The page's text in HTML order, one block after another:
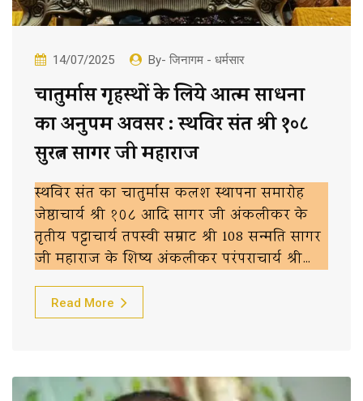
14/07/2025 By- जिनागम - धर्मसार
चातुर्मास गृहस्थों के लिये आत्म साधना
का अनुपम अवसर : स्थविर संत श्री १०८
सुरत्न सागर जी महाराज
स्थविर संत का चातुर्मास कलश स्थापना समारोह
जेष्ठाचार्य श्री १०८ आदि सागर जी अंकलीकर के
तृतीय पट्टाचार्य तपस्वी सम्राट श्री 108 सन्मति सागर
जी महाराज के शिष्य अंकलीकर परंपराचार्य श्री…
Read More